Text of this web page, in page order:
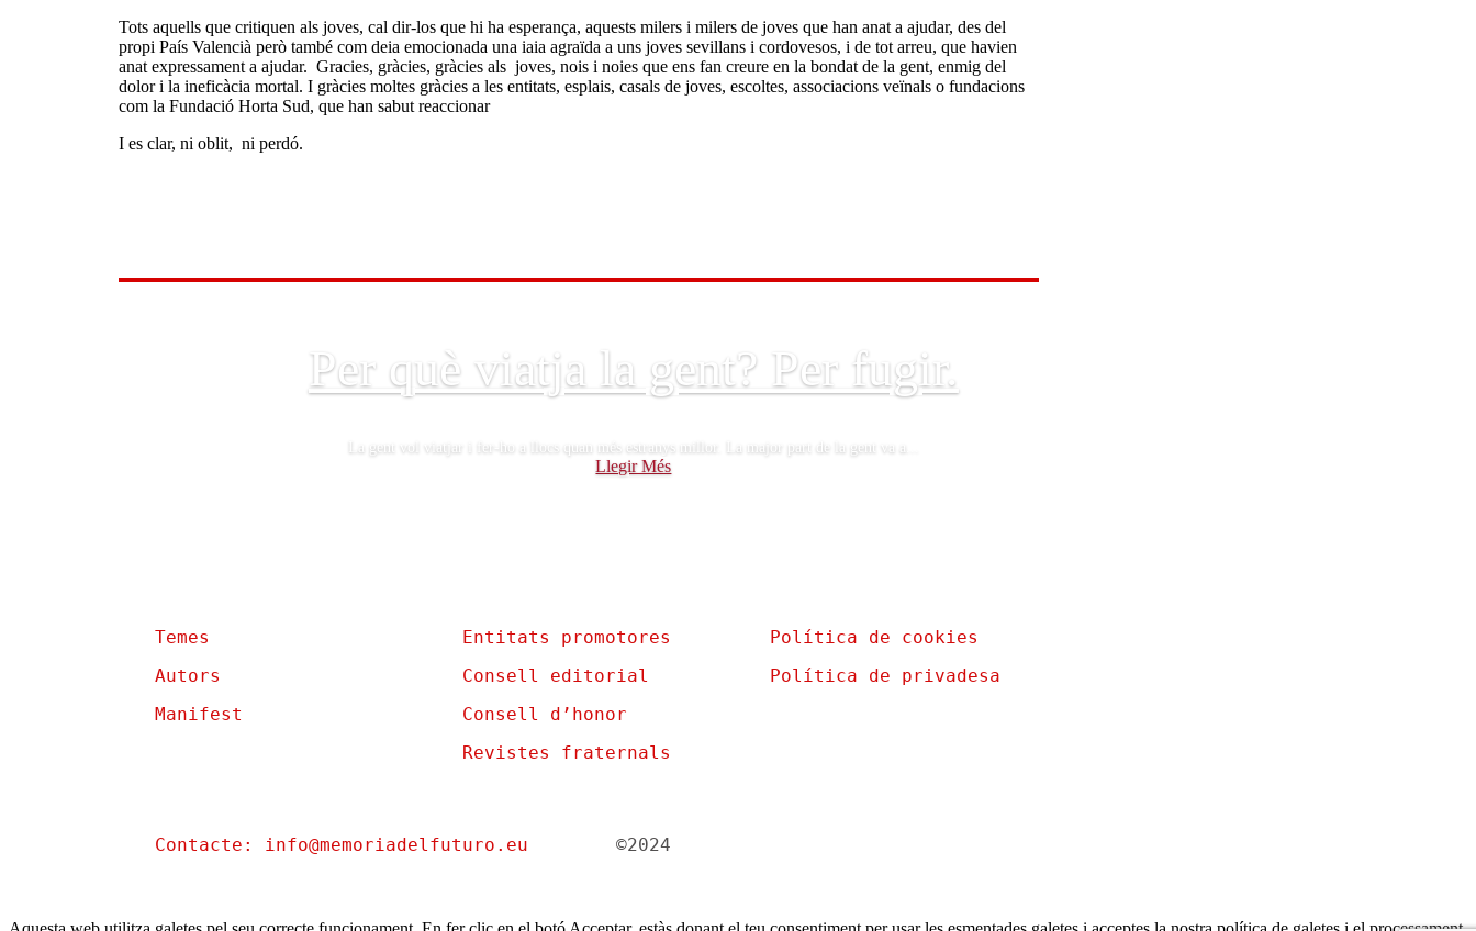
Tots aquells que critiquen als joves, cal dir-los que hi ha esperança, aquests milers i milers de joves que han anat a ajudar, des del
propi País Valencià però també com deia emocionada una iaia agraïda a uns joves sevillans i cordovesos, i de tot arreu, que havien
anat expressament a ajudar. Gracies, gràcies, gràcies als joves, nois i noies que ens fan creure en la bondat de la gent, enmig del
dolor i la ineficàcia mortal. I gràcies moltes gràcies a les entitats, esplais, casals de joves, escoltes, associacions veïnals o fundacions
com la Fundació Horta Sud, que han sabut reaccionar
I es clar, ni oblit, ni perdó.
Per què viatja la gent? Per fugir.
La gent vol viatjar i fer-ho a llocs quan més estranys millor. La major part de la gent va a...
Llegir Més
Temes
Autors
Manifest
Entitats promotores
Consell editorial
Consell d’honor
Revistes fraternals
Política de cookies
Política de privadesa
Contacte: info@memoriadelfuturo.eu ©2024